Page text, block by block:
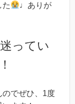
た
♩ありが
ってい
のでぜひ、1度